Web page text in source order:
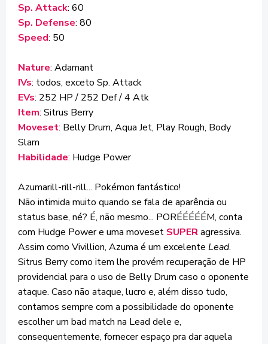
Sp. Attack: 60
Sp. Defense: 80
Speed: 50
Nature: Adamant
IVs: todos, exceto Sp. Attack
EVs: 252 HP / 252 Def / 4 Atk
Item: Sitrus Berry
Moveset: Belly Drum, Aqua Jet, Play Rough, Body
Slam
Habilidade: Hudge Power
Azumarill-rill-rill... Pokémon fantástico!
Não intimida muito quando se fala de aparência ou
status base, né? É, não mesmo... PORÉÉÉÉÉM, conta
com Hudge Power e uma moveset SUPERagressiva.
Assim como Vivillion, Azuma é um excelente Lead.
Sitrus Berry como item lhe provém recuperação de HP
providencial para o uso de Belly Drum caso o oponente
ataque. Caso não ataque, lucro e, além disso tudo,
contamos sempre com a possibilidade do oponente
escolher um bad match na Lead dele e,
consequentemente, fornecer espaço pra dar aquela